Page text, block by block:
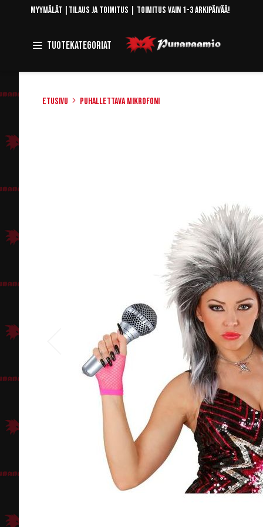
Skip
Myymälät Tilaus ja toimitus | Toimitus vain 1-3 arkipäivää!
Tuotekategoriat Toggle
Navigation
Etusivu Puhallettava mikrofoni